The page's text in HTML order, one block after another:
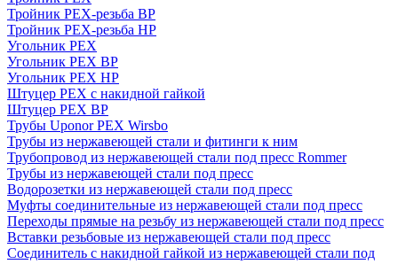
Тройник PEX-резьба ВР
Тройник PEX-резьба НР
Угольник PEX
Угольник PEX ВР
Угольник PEX НР
Штуцер PEX c накидной гайкой
Штуцер PEX ВР
Трубы Uponor PEX Wirsbo
Трубы из нержавеющей стали и фитинги к ним
Трубопровод из нержавеющей стали под пресс Rommer
Трубы из нержавеющей стали под пресс
Водорозетки из нержавеющей стали под пресс
Муфты соединительные из нержавеющей стали под пресс
Переходы прямые на резьбу из нержавеющей стали под пресс
Вставки резьбовые из нержавеющей стали под пресс
Соединитель с накидной гайкой из нержавеющей стали под